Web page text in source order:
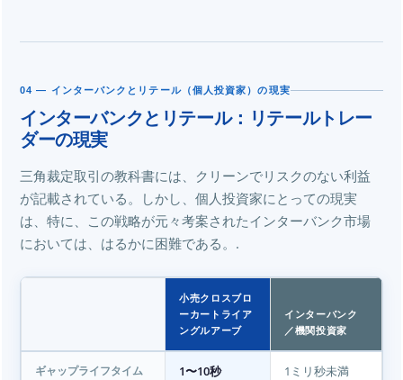
04 — インターバンクとリテール（個人投資家）の現実
インターバンクとリテール：リテールトレー
ダーの現実
三角裁定取引の教科書には、クリーンでリスクのない利益
が記載されている。しかし、個人投資家にとっての現実
は、特に、この戦略が元々考案されたインターバンク市場
においては、はるかに困難である。.
小売クロスブロ
ーカートライア
ングルアーブ
インターバンク
／機関投資家
ギャップライフタイム 1〜10秒 1ミリ秒未満